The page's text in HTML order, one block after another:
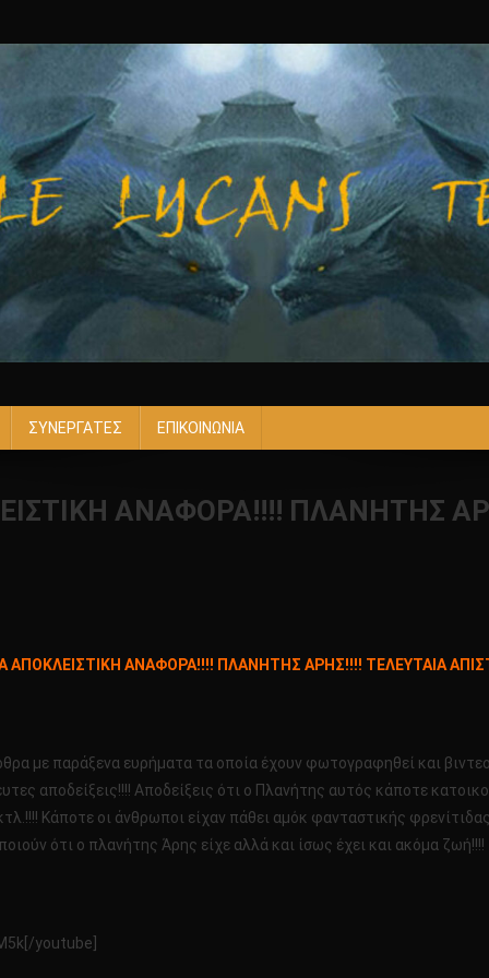
ΣΥΝΕΡΓΑΤΕΣ ΕΠΙΚΟΙΝΩΝΙΑ
ΑΝΑΦΟΡΑ!!!! ΠΛΑΝΗΤΗΣ
ΑΠΟΚΛΕΙΣΤΙΚΗ ΑΝΑΦΟΡΑ!!!! ΠΛΑΝΗΤΗΣ ΑΡΗΣ!!!! ΤΕΛΕΥΤΑΙΑ
με παράξενα ευρήματα τα οποία έχουν φωτογραφηθεί και
αποδείξεις!!!! Αποδείξεις ότι ο Πλανήτης αυτός κάποτε
Κάποτε οι άνθρωποι είχαν πάθει αμόκ φανταστικής
ότι ο πλανήτης Άρης είχε αλλά και ίσως έχει και ακόμα ζωή!!!!
youtube]